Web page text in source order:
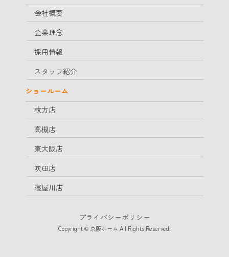
会社概要
企業理念
採用情報
スタッフ紹介
ショールーム
枚方店
高槻店
東大阪店
吹田店
寝屋川店
プライバシーポリシー
Copyright © 京阪ホーム All Rights Reserved.